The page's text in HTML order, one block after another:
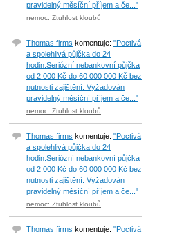
pravidelný měsíční příjem a če..."
nemoc: Ztuhlost kloubů
Thomas firms komentuje: "Poctivá
a spolehlivá půjčka do 24
hodin.Seriózní nebankovní půjčka
od 2 000 Kč do 60 000 000 Kč bez
nutnosti zajištění. Vyžadován
pravidelný měsíční příjem a če..."
nemoc: Ztuhlost kloubů
Thomas firms komentuje: "Poctivá
a spolehlivá půjčka do 24
hodin.Seriózní nebankovní půjčka
od 2 000 Kč do 60 000 000 Kč bez
nutnosti zajištění. Vyžadován
pravidelný měsíční příjem a če..."
nemoc: Ztuhlost kloubů
Thomas firms komentuje: "Poctivá